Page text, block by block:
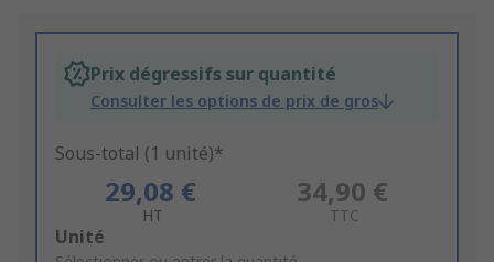
Prix dégressifs sur quantité
Consulter les options de prix de gros
Sous-total (1 unité)*
29,08 €
HT
34,90 €
TTC
Add
Unité